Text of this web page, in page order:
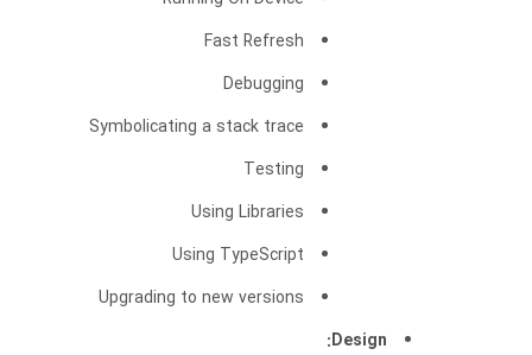
Fast Refresh
Debugging
Symbolicating a stack trace
Testing
Using Libraries
Using TypeScript
Upgrading to new versions
Design: